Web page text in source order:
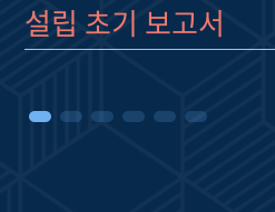
설립 초기 보고서